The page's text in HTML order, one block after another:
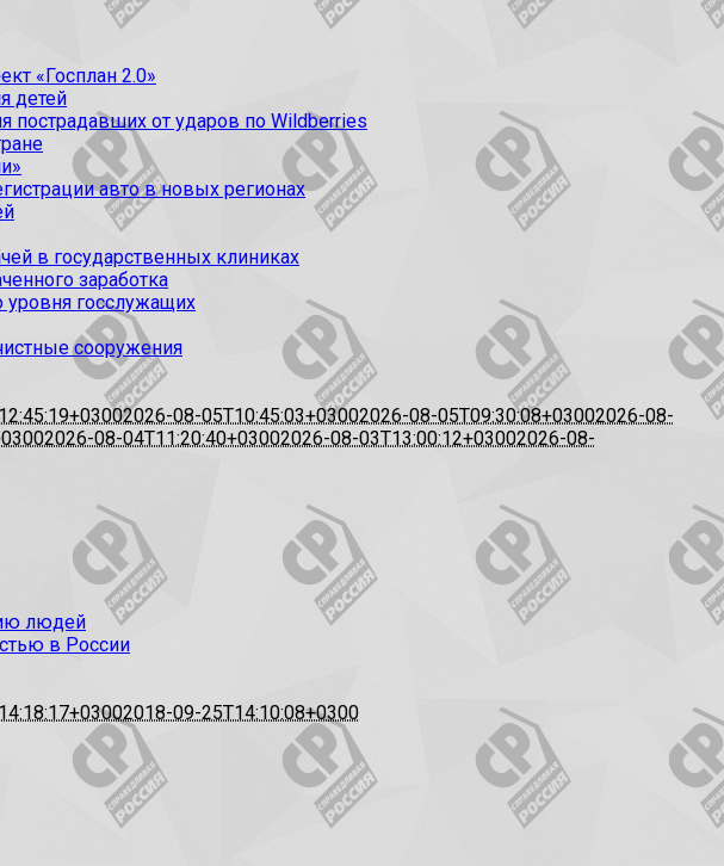
«Госплан 2.0»
детей
от ударов по Wildberries
авто в новых регионах
в государственных клиниках
заработка
уровня госслужащих
сооружения
2026-08-05T10:45:03+03002026-08-05T09:30:08+03002026-08-
2026-08-04T11:20:40+03002026-08-03T13:00:12+03002026-08-
людей
в России
2018-09-25T14:10:08+0300